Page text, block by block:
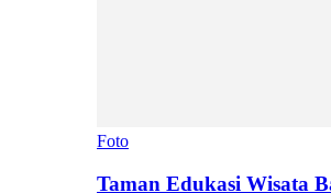
Foto
Taman Edukasi Wisata